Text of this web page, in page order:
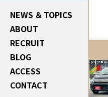
NEWS ＆ TOPICS
ABOUT
RECRUIT
BLOG
ACCESS
CONTACT